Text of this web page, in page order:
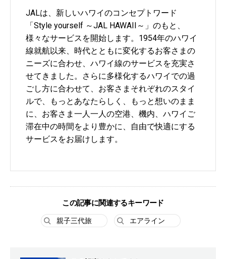
JALは、新しいハワイのコンセプトワード
「Style yourself ～JAL HAWAII～」のもと、
様々なサービスを開始します。1954年のハワイ
線就航以来、時代とともに変化するお客さまの
ニーズに合わせ、ハワイ線のサービスを充実さ
せてきました。さらに多様化するハワイでの過
ごし方に合わせて、お客さまそれぞれのスタイ
ルで、もっとあなたらしく、もっと想いのまま
に、お客さま一人一人の空港、機内、ハワイご
滞在中の時間をより豊かに、自由で快適にする
サービスをお届けします。
この記事に関連するキーワード
親子三代旅 エアライン